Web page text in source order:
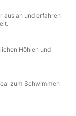
die
Famagusta,
und die
Greco, die
ist ein
Lagune, deren
aus an und erfahren
Höhlen und
zum Schwimmen